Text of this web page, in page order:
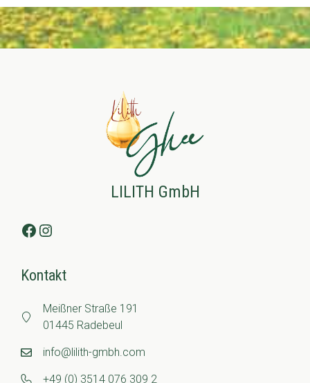
LILITH GmbH
Facebook
Instagram
Kontakt
Meißner Straße 191
01445 Radebeul
info@lilith-gmbh.com
+49 (0) 3514 076 309 2